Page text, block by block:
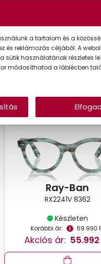
és rendelje meg
és átlátható, így
Ray-Ban
RX2241V 8362
Készleten
Korábbi ár: 69.990
Akciós ár:
a tartalom és a
és reklámozás céljából. A
sütik használatának részletes
módosíthatod a láblécben